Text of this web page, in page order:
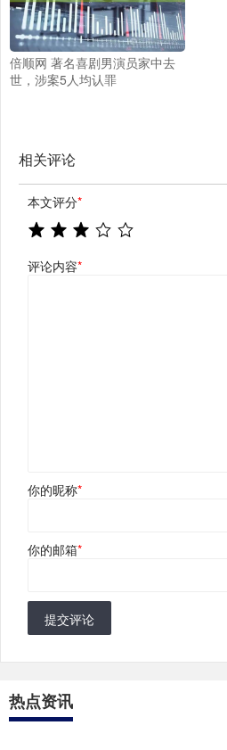
倍顺网 著名喜剧男演员家中去
世，涉案5人均认罪
相关评论
本文评分*
评论内容*
你的昵称*
你的邮箱*
提交评论
热点资讯